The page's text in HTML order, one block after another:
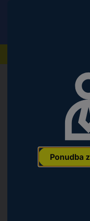
Ponudba
Casio
12.3 mm
4549526113833